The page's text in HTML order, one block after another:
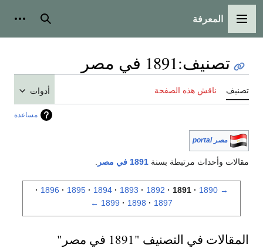
القائمة الرئيسية
المعرفة بحث
تصنيف:1891 في مصر
تصنيف ناقش هذه الصفحة أدوات
مساعدة
مصر portal
مقالات وأحداث مرتبطة بسنة 1891 في مصر
→
1890
1891
1892
1893
1894
1895
1896
1897
1898
1899
←
المقالات في التصنيف "1891 في مصر"